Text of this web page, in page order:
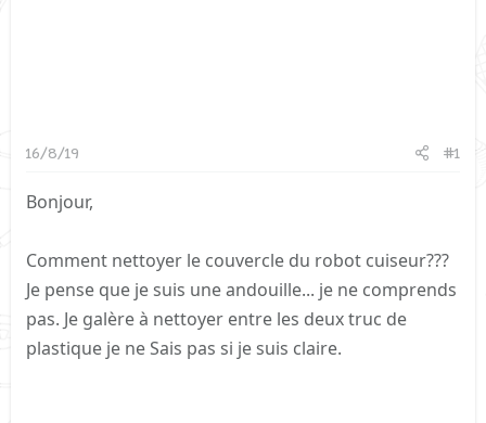
16/8/19 #1
Bonjour,
Comment nettoyer le couvercle du robot cuiseur???
Je pense que je suis une andouille... je ne comprends
pas. Je galère à nettoyer entre les deux truc de
plastique je ne Sais pas si je suis claire.